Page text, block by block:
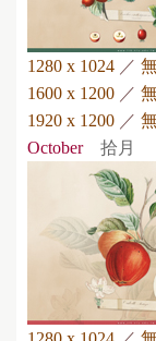
1280 x 1024 ／
1600 x 1200 ／
1920 x 1200 ／
October 拾月